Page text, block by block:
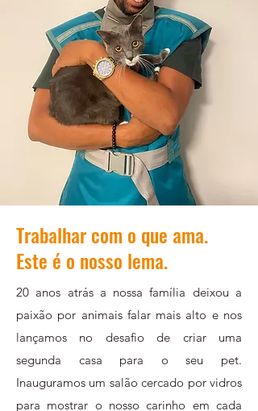
Trabalhar com o que ama.
Este é o nosso lema.
20 anos atrás a nossa família deixou a
paixão por animais falar mais alto e nos
lançamos no desafio de criar uma
segunda casa para o seu pet.
Inauguramos um salão cercado por vidros
para mostrar o nosso carinho em cada